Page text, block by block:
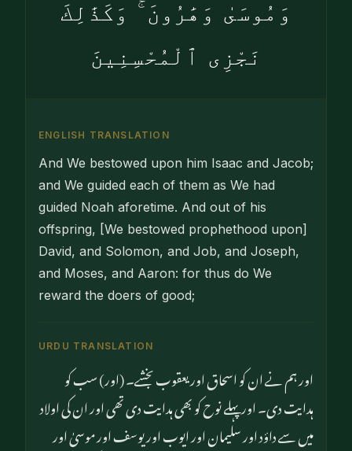
وَمُوسَىٰ وَهَٰرُونَ ۚ وَكَذَٰلِكَ
نَجْزِى ٱلْمُحْسِنِينَ
ENGLISH TRANSLATION
And We bestowed upon him Isaac and Jacob;
and We guided each of them as We had
guided Noah aforetime. And out of his
offspring, [We bestowed prophethood upon]
David, and Solomon, and Job, and Joseph,
and Moses, and Aaron: for thus do We
reward the doers of good;
URDU TRANSLATION
اور ہم نے ان کو اسحاق اور یعقوب بخشے۔ (اور) سب کو
ہدایت دی۔ اور پہلے نوح کو بھی ہدایت دی تھی اور ان کی اولاد
میں سے داؤد اور سلیمان اور ایوب اور یوسف اور موسیٰ اور